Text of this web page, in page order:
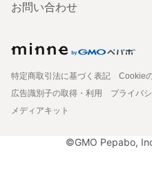
お問い合わせ
特定商取引法に基づく表記
Cookie
広告識別子の取得・利用
プライバ
メディアキット
©GMO Pepabo,